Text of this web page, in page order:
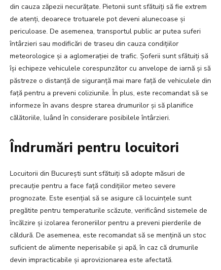
din cauza zăpezii necurățate. Pietonii sunt sfătuiți să fie extrem
de atenți, deoarece trotuarele pot deveni alunecoase și
periculoase. De asemenea, transportul public ar putea suferi
întârzieri sau modificări de traseu din cauza condițiilor
meteorologice și a aglomerației de trafic. Șoferii sunt sfătuiți să
își echipeze vehiculele corespunzător cu anvelope de iarnă și să
păstreze o distanță de siguranță mai mare față de vehiculele din
față pentru a preveni coliziunile. În plus, este recomandat să se
informeze în avans despre starea drumurilor și să planifice
călătoriile, luând în considerare posibilele întârzieri.
Îndrumări pentru locuitori
Locuitorii din București sunt sfătuiți să adopte măsuri de
precauție pentru a face față condițiilor meteo severe
prognozate. Este esențial să se asigure că locuințele sunt
pregătite pentru temperaturile scăzute, verificând sistemele de
încălzire și izolarea feroneriilor pentru a preveni pierderile de
căldură. De asemenea, este recomandat să se mențină un stoc
suficient de alimente neperisabile și apă, în caz că drumurile
devin impracticabile și aprovizionarea este afectată.